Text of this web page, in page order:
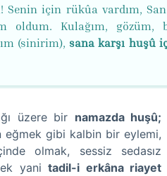
Senin için rükûa vardım,
oldum. Kulağım, gözüm,
(sinirim),sana karşı huşû
üzere bir namazda huşû;
eğmek gibi kalbin bir eylemi,
olmak, sessiz sedasız
yani tadil-i erkâna riayet